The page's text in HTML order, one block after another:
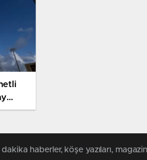
dakika haberler, köşe yazıları,